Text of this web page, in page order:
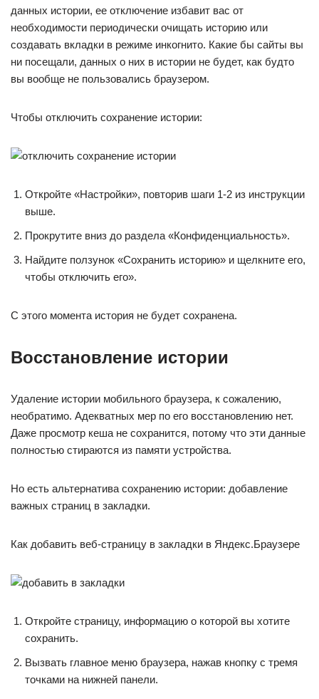
данных истории, ее отключение избавит вас от
необходимости периодически очищать историю или
создавать вкладки в режиме инкогнито. Какие бы сайты вы
ни посещали, данных о них в истории не будет, как будто
вы вообще не пользовались браузером.
Чтобы отключить сохранение истории:
Откройте «Настройки», повторив шаги 1-2 из инструкции
выше.
Прокрутите вниз до раздела «Конфиденциальность».
Найдите ползунок «Сохранить историю» и щелкните его,
чтобы отключить его».
С этого момента история не будет сохранена.
Восстановление истории
Удаление истории мобильного браузера, к сожалению,
необратимо. Адекватных мер по его восстановлению нет.
Даже просмотр кеша не сохранится, потому что эти данные
полностью стираются из памяти устройства.
Но есть альтернатива сохранению истории: добавление
важных страниц в закладки.
Как добавить веб-страницу в закладки в Яндекс.Браузере
Откройте страницу, информацию о которой вы хотите
сохранить.
Вызвать главное меню браузера, нажав кнопку с тремя
точками на нижней панели.